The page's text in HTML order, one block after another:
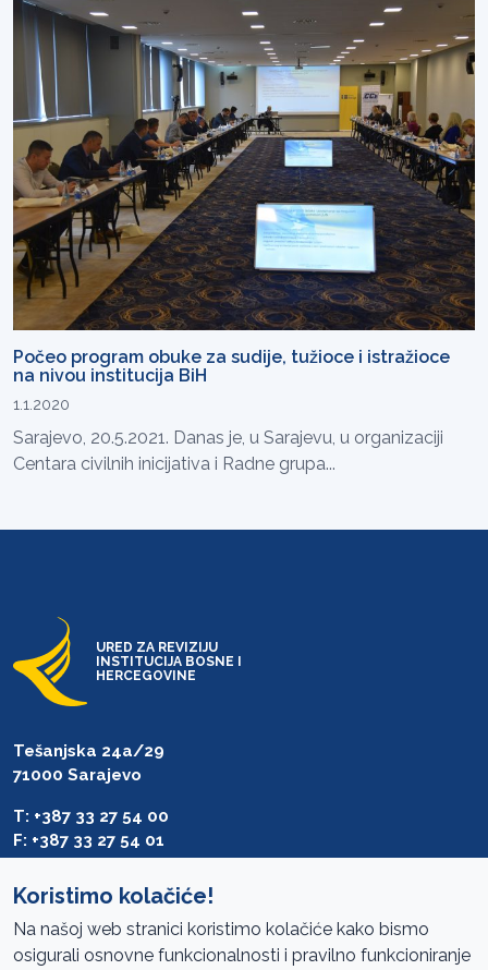
Počeo program obuke za sudije, tužioce i istražioce
na nivou institucija BiH
1.1.2020
Sarajevo, 20.5.2021. Danas je, u Sarajevu, u organizaciji
Centara civilnih inicijativa i Radne grupa...
URED ZA REVIZIJU
INSTITUCIJA BOSNE I
HERCEGOVINE
Tešanjska 24a/29
71000 Sarajevo
T: +387 33 27 54 00
F: +387 33 27 54 01
Koristimo kolačiće!
Na našoj web stranici koristimo kolačiće kako bismo
osigurali osnovne funkcionalnosti i pravilno funkcioniranje